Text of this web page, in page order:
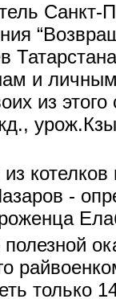
Санкт-
и
из
-
только